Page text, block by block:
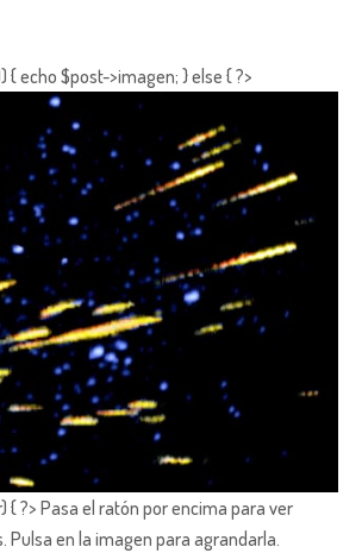
{ echo $post->imagen; } else { ?>
{ ?> Pasa el ratón por encima para ver
Pulsa en la imagen para agrandarla.